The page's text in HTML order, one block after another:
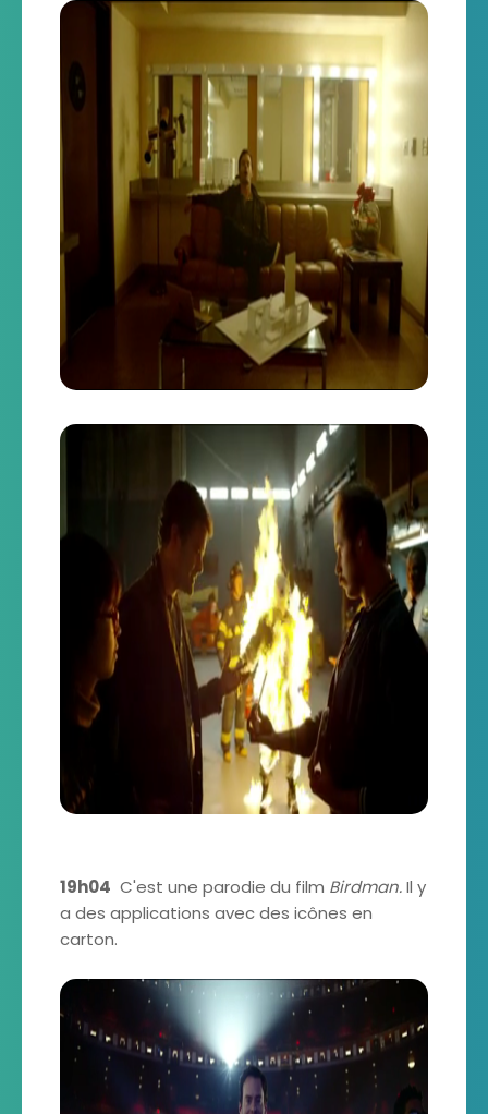
19h04 C'est une parodie du film Birdman.Il y
a des applications avec des icônes en
carton.